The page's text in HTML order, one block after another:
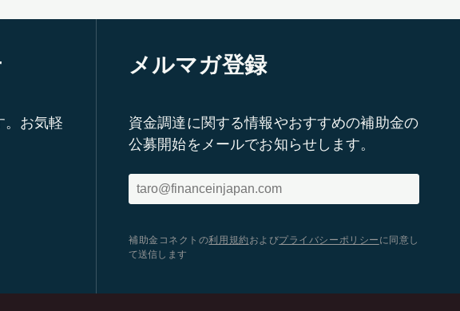
。お気軽
メルマガ登録
資金調達に関する情報やおすすめの補助金の
公募開始をメールでお知らせします。
補助金コネクトの利用規約 およびプライバシーポリシー に同意し
て送信します